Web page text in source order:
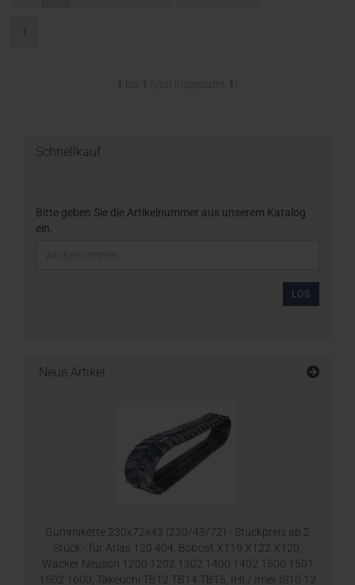
1
Schnellkauf
Bitte geben Sie die Artikelnummer aus unserem Katalog
ein.
LOS
Neue Artikel
Gummikette 230x72x43 (230/43/72) - Stückpreis ab 2
Stück - für Atlas 120 404, Bobcat X119 X122 X120,
Wacker Neuson 1200 1202 1302 1400 1402 1500 1501
1502 1600, Takeuchi TB12 TB14 TB15, IHI / Imer IS10 12